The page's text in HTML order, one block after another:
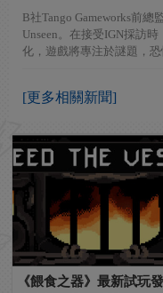
B社Tango Gameworks前
Unseen。在接受IGN採訪
化，遊戲將專注於謎題，
[更多相關新聞]
《餵食之器》最新試玩